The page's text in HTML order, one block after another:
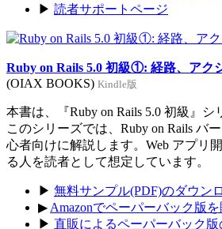
▶ 読者サポートページ
Ruby on Rails 5.0 初級①: 経路、アク
(OIAX BOOKS) Kindle版
本書は、『Ruby on Rails 5.0 初級』シ
このシリーズでは、Ruby on Rails バ
心者向けに解説します。Web アプリ
る人を読者として想定しています。
▶ 無料サンプル(PDF)のダウン
▶ Amazonでペーパーバック版を
▶ 直販によるペーパーバック版